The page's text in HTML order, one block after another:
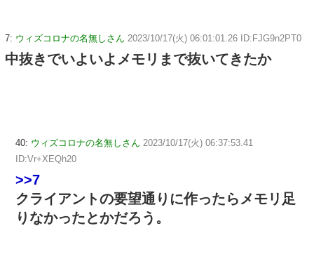
7: ウィズコロナの名無しさん 2023/10/17(火) 06:01:01.26 ID:FJG9n2PT0
中抜きでいよいよメモリまで抜いてきたか
40: ウィズコロナの名無しさん 2023/10/17(火) 06:37:53.41
ID:Vr+XEQh20
>>7
クライアントの要望通りに作ったらメモリ足
りなかったとかだろう。